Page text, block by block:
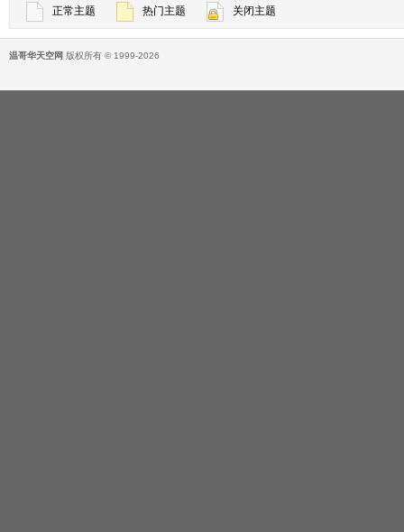
正常主题 热门主题 关闭主题
温哥华天空网 版权所有 © 1999-2026